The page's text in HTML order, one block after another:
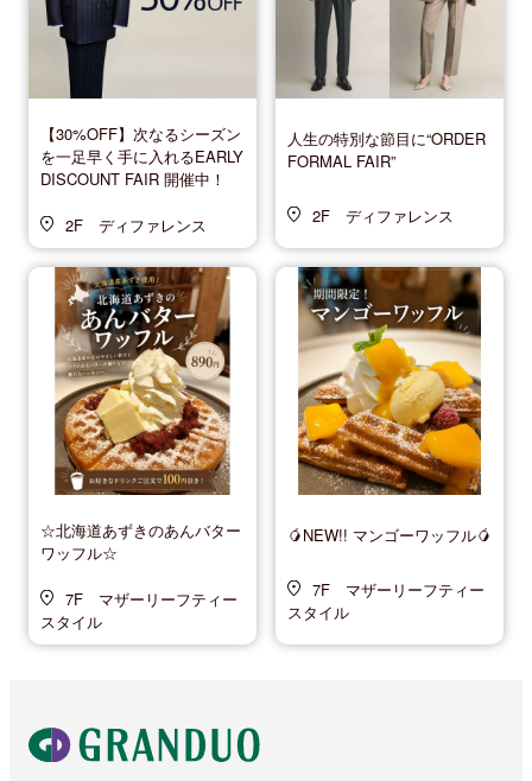
【30%OFF】次なるシーズン
を一足早く手に入れるEARLY
DISCOUNT FAIR 開催中！
2F ディファレンス
人生の特別な節目に“ORDER
FORMAL FAIR”
2F ディファレンス
☆北海道あずきのあんバター
ワッフル☆
7F マザーリーフティー
スタイル
🥭NEW!! マンゴーワッフル🥭
7F マザーリーフティー
スタイル